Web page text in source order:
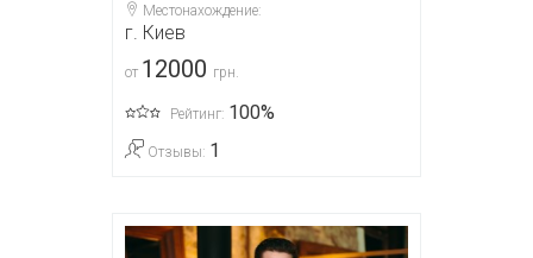
Местонахождение:
г. Киев
от 12000 грн.
Рейтинг: 100%
Отзывы: 1